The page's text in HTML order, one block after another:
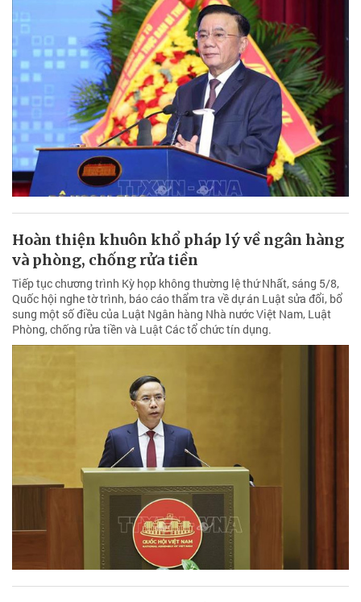
Hoàn thiện khuôn khổ pháp lý về ngân hàng
và phòng, chống rửa tiền
Tiếp tục chương trình Kỳ họp không thường lệ thứ Nhất, sáng 5/8,
Quốc hội nghe tờ trình, báo cáo thẩm tra về dự án Luật sửa đổi, bổ
sung một số điều của Luật Ngân hàng Nhà nước Việt Nam, Luật
Phòng, chống rửa tiền và Luật Các tổ chức tín dụng.